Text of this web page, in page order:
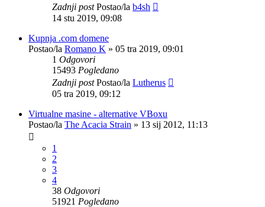
Zadnji postPostao/la b4sh
14 stu 2019, 09:08
Kupnja .com domene
Postao/la Romano K » 05 tra 2019, 09:01
1 Odgovori
15493 Pogledano
Zadnji postPostao/la Lutherus
05 tra 2019, 09:12
Virtualne masine - alternative VBoxu
Postao/la The Acacia Strain » 13 sij 2012, 11:13
1
2
3
4
38 Odgovori
51921 Pogledano